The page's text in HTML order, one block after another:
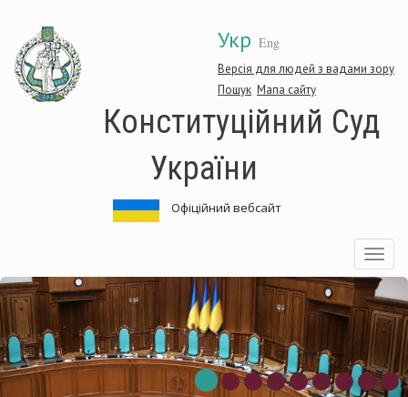
основного
матеріалу
Укр Eng
Версія для людей з вадами зору
Пошук Мапа сайту
Конституційний Суд
України
Офіційний вебсайт
Toggle
Суд